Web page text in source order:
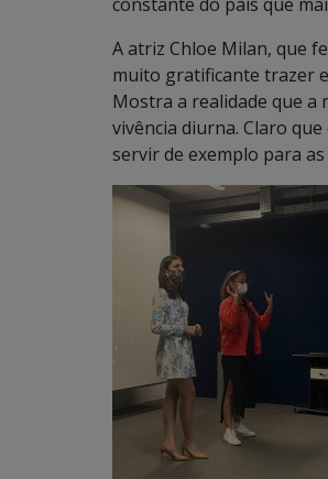
A atriz Chloe Milan, que
muito gratificante trazer
Mostra a realidade que
vivência diurna. Claro
servir de exemplo para